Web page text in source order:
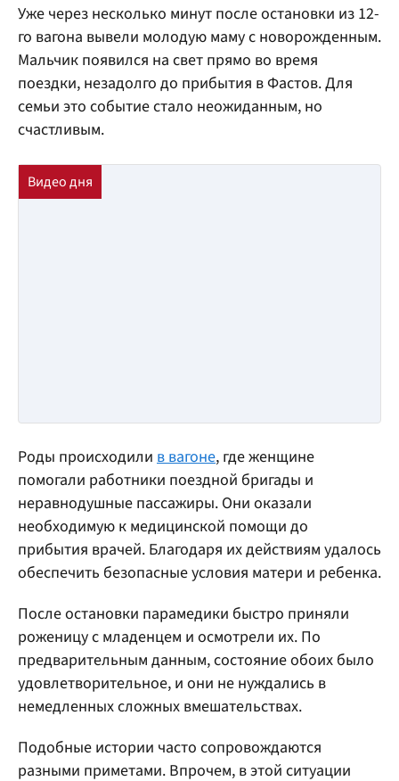
Уже через несколько минут после остановки из 12-
го вагона вывели молодую маму с новорожденным.
Мальчик появился на свет прямо во время
поездки, незадолго до прибытия в Фастов. Для
семьи это событие стало неожиданным, но
счастливым.
Роды происходили в вагоне, где женщине
помогали работники поездной бригады и
неравнодушные пассажиры. Они оказали
необходимую к медицинской помощи до
прибытия врачей. Благодаря их действиям удалось
обеспечить безопасные условия матери и ребенка.
После остановки парамедики быстро приняли
роженицу с младенцем и осмотрели их. По
предварительным данным, состояние обоих было
удовлетворительное, и они не нуждались в
немедленных сложных вмешательствах.
Подобные истории часто сопровождаются
разными приметами. Впрочем, в этой ситуации